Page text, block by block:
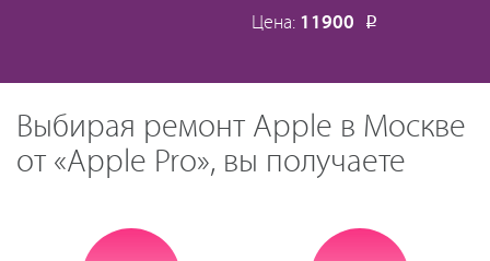
Цена: 11900 Р
Выбирая ремонт Apple в Москве
от «Apple Pro», вы получаете